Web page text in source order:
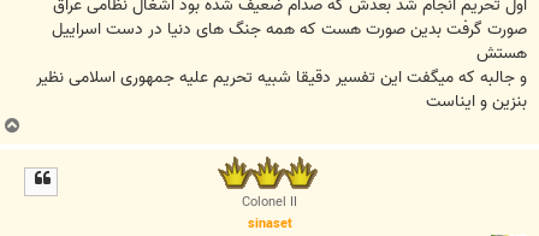
صورت گرفت بدین صورت هست که همه جنگ های دنیا در دست اسراییل
هستش
و جالبه که میگفت این تفسیر دقیقا شبیه تحریم علیه جمهوری اسلامی نظیر
بنزین و ایناست
Colonel II
sinaset